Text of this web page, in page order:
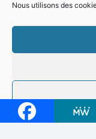
Nous utilisons des
Copyright © 2026